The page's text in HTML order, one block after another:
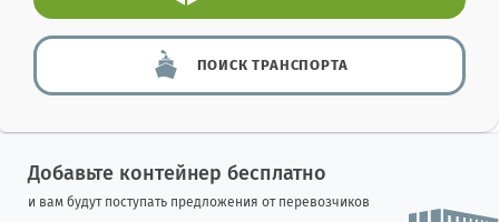
ПОИСКТРАНСПОРТА
Добавьте контейнер бесплатно
и вам будут поступать предложения от перевозчиков